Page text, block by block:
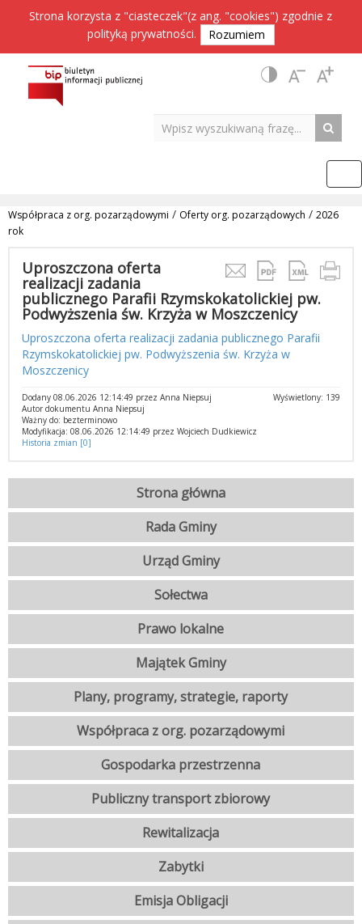
Strona korzysta z "ciasteczek"(z ang. "cookies") zgodnie z
polityką prywatności. Rozumiem
Współpraca z org. pozarządowymi / Oferty org. pozarządowych / 2026
rok
Uproszczona oferta
realizacji zadania
publicznego Parafii Rzymskokatolickiej pw.
Podwyższenia św. Krzyża w Moszczenicy
Uproszczona oferta realizacji zadania publicznego Parafii
Rzymskokatolickiej pw. Podwyższenia św. Krzyża w
Moszczenicy
Wyświetlony: 139
Dodany 08.06.2026 12:14:49 przez Anna Niepsuj
Autor dokumentu Anna Niepsuj
Ważny do: bezterminowo
Modyfikacja: 08.06.2026 12:14:49 przez Wojciech Dudkiewicz
Historia zmian [0]
Strona główna
Rada Gminy
Urząd Gminy
Sołectwa
Prawo lokalne
Majątek Gminy
Plany, programy, strategie, raporty
Współpraca z org. pozarządowymi
Gospodarka przestrzenna
Publiczny transport zbiorowy
Rewitalizacja
Zabytki
Emisja Obligacji